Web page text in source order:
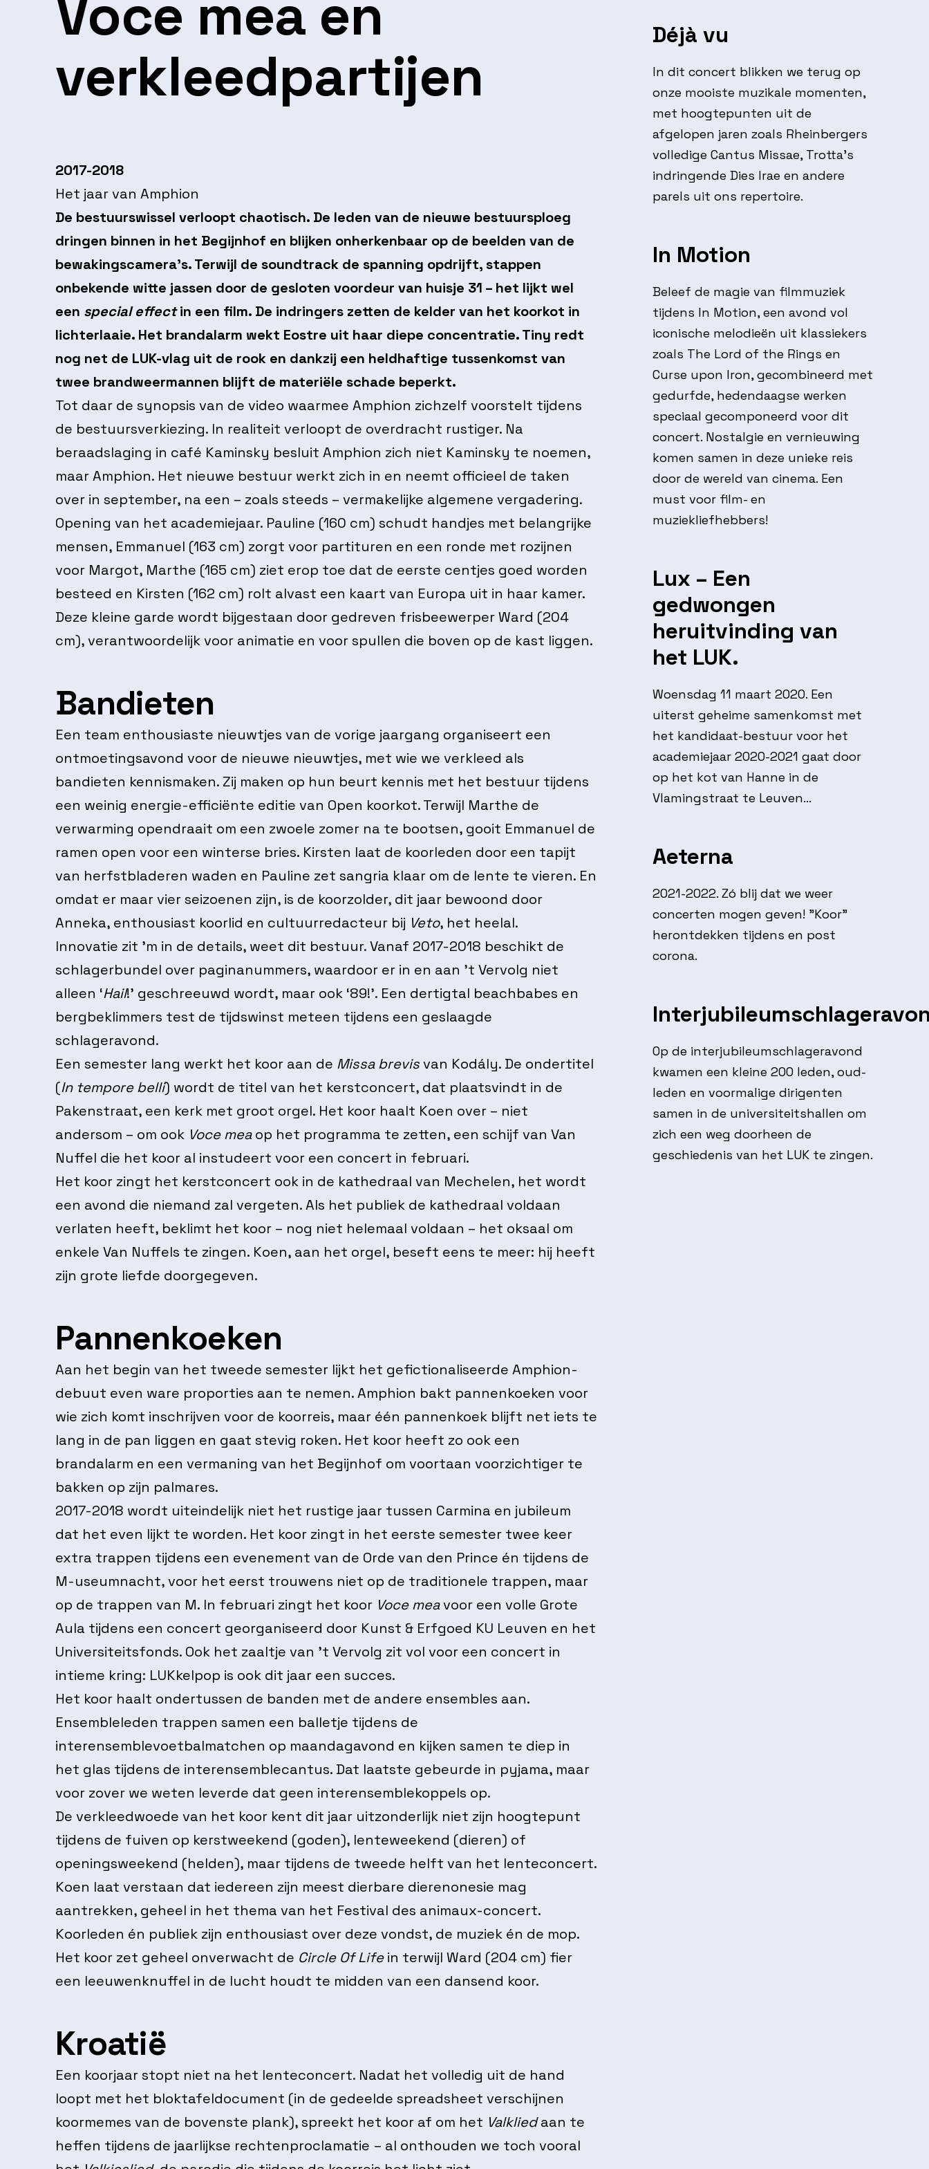
Voce mea en
verkleedpartijen
2017-2018
Het jaar van Amphion
De bestuurswissel verloopt chaotisch. De leden van de nieuwe bestuursploeg
dringen binnen in het Begijnhof en blijken onherkenbaar op de beelden van de
bewakingscamera’s. Terwijl de soundtrack de spanning opdrijft, stappen
onbekende witte jassen door de gesloten voordeur van huisje 31 – het lijkt wel
een special effectin een film. De indringers zetten de kelder van het koorkot in
lichterlaaie. Het brandalarm wekt Eostre uit haar diepe concentratie. Tiny redt
nog net de LUK-vlag uit de rook en dankzij een heldhaftige tussenkomst van
twee brandweermannen blijft de materiële schade beperkt.
Tot daar de synopsis van de video waarmee Amphion zichzelf voorstelt tijdens
de bestuursverkiezing. In realiteit verloopt de overdracht rustiger. Na
beraadslaging in café Kaminsky besluit Amphion zich niet Kaminsky te noemen,
maar Amphion. Het nieuwe bestuur werkt zich in en neemt officieel de taken
over in september, na een – zoals steeds – vermakelijke algemene vergadering.
Opening van het academiejaar. Pauline (160 cm) schudt handjes met belangrijke
mensen, Emmanuel (163 cm) zorgt voor partituren en een ronde met rozijnen
voor Margot, Marthe (165 cm) ziet erop toe dat de eerste centjes goed worden
besteed en Kirsten (162 cm) rolt alvast een kaart van Europa uit in haar kamer.
Deze kleine garde wordt bijgestaan door gedreven frisbeewerper Ward (204
cm), verantwoordelijk voor animatie en voor spullen die boven op de kast liggen.
Bandieten
Een team enthousiaste nieuwtjes van de vorige jaargang organiseert een
ontmoetingsavond voor de nieuwe nieuwtjes, met wie we verkleed als
bandieten kennismaken. Zij maken op hun beurt kennis met het bestuur tijdens
een weinig energie-efficiënte editie van Open koorkot. Terwijl Marthe de
verwarming opendraait om een zwoele zomer na te bootsen, gooit Emmanuel de
ramen open voor een winterse bries. Kirsten laat de koorleden door een tapijt
van herfstbladeren waden en Pauline zet sangria klaar om de lente te vieren. En
omdat er maar vier seizoenen zijn, is de koorzolder, dit jaar bewoond door
Anneka, enthousiast koorlid en cultuurredacteur bij Veto, het heelal.
Innovatie zit ’m in de details, weet dit bestuur. Vanaf 2017-2018 beschikt de
schlagerbundel over paginanummers, waardoor er in en aan ’t Vervolg niet
alleen ‘Hail!’ geschreeuwd wordt, maar ook ‘89!’. Een dertigtal beachbabes en
bergbeklimmers test de tijdswinst meteen tijdens een geslaagde
schlageravond.
Een semester lang werkt het koor aan de Missa brevisvan Kodály. De ondertitel
(In tempore belli) wordt de titel van het kerstconcert, dat plaatsvindt in de
Pakenstraat, een kerk met groot orgel. Het koor haalt Koen over – niet
andersom – om ook Voce meaop het programma te zetten, een schijf van Van
Nuffel die het koor al instudeert voor een concert in februari.
Het koor zingt het kerstconcert ook in de kathedraal van Mechelen, het wordt
een avond die niemand zal vergeten. Als het publiek de kathedraal voldaan
verlaten heeft, beklimt het koor – nog niet helemaal voldaan – het oksaal om
enkele Van Nuffels te zingen. Koen, aan het orgel, beseft eens te meer: hij heeft
zijn grote liefde doorgegeven.
Pannenkoeken
Aan het begin van het tweede semester lijkt het gefictionaliseerde Amphion-
debuut even ware proporties aan te nemen. Amphion bakt pannenkoeken voor
wie zich komt inschrijven voor de koorreis, maar één pannenkoek blijft net iets te
lang in de pan liggen en gaat stevig roken. Het koor heeft zo ook een
brandalarm en een vermaning van het Begijnhof om voortaan voorzichtiger te
bakken op zijn palmares.
2017-2018 wordt uiteindelijk niet het rustige jaar tussen Carmina en jubileum
dat het even lijkt te worden. Het koor zingt in het eerste semester twee keer
extra trappen tijdens een evenement van de Orde van den Prince én tijdens de
M-useumnacht, voor het eerst trouwens niet op de traditionele trappen, maar
op de trappen van M. In februari zingt het koor Voce meavoor een volle Grote
Aula tijdens een concert georganiseerd door Kunst & Erfgoed KU Leuven en het
Universiteitsfonds. Ook het zaaltje van ’t Vervolg zit vol voor een concert in
intieme kring: LUKkelpop is ook dit jaar een succes.
Het koor haalt ondertussen de banden met de andere ensembles aan.
Ensembleleden trappen samen een balletje tijdens de
interensemblevoetbalmatchen op maandagavond en kijken samen te diep in
het glas tijdens de interensemblecantus. Dat laatste gebeurde in pyjama, maar
voor zover we weten leverde dat geen interensemblekoppels op.
De verkleedwoede van het koor kent dit jaar uitzonderlijk niet zijn hoogtepunt
tijdens de fuiven op kerstweekend (goden), lenteweekend (dieren) of
openingsweekend (helden), maar tijdens de tweede helft van het lenteconcert.
Koen laat verstaan dat iedereen zijn meest dierbare dierenonesie mag
aantrekken, geheel in het thema van het Festival des animaux-concert.
Koorleden én publiek zijn enthousiast over deze vondst, de muziek én de mop.
Het koor zet geheel onverwacht de Circle Of Lifein terwijl Ward (204 cm) fier
een leeuwenknuffel in de lucht houdt te midden van een dansend koor.
Kroatië
Een koorjaar stopt niet na het lenteconcert. Nadat het volledig uit de hand
loopt met het bloktafeldocument (in de gedeelde spreadsheet verschijnen
koormemes van de bovenste plank), spreekt het koor af om het Valkliedaan te
heffen tijdens de jaarlijkse rechtenproclamatie – al onthouden we toch vooral
Déjà vu
In dit concert blikken we terug op
onze mooiste muzikale momenten,
met hoogtepunten uit de
afgelopen jaren zoals Rheinbergers
volledige Cantus Missae, Trotta’s
indringende Dies Irae en andere
parels uit ons repertoire.
In Motion
Beleef de magie van filmmuziek
tijdens In Motion, een avond vol
iconische melodieën uit klassiekers
zoals The Lord of the Rings en
Curse upon Iron, gecombineerd met
gedurfde, hedendaagse werken
speciaal gecomponeerd voor dit
concert. Nostalgie en vernieuwing
komen samen in deze unieke reis
door de wereld van cinema. Een
must voor film- en
muziekliefhebbers!
Lux – Een
gedwongen
heruitvinding van
het LUK.
Woensdag 11 maart 2020. Een
uiterst geheime samenkomst met
het kandidaat-bestuur voor het
academiejaar 2020-2021 gaat door
op het kot van Hanne in de
Vlamingstraat te Leuven...
Aeterna
2021-2022. Zó blij dat we weer
concerten mogen geven! "Koor"
herontdekken tijdens en post
corona.
Op de interjubileumschlageravond
kwamen een kleine 200 leden, oud-
leden en voormalige dirigenten
samen in de universiteitshallen om
zich een weg doorheen de
geschiedenis van het LUK te zingen.